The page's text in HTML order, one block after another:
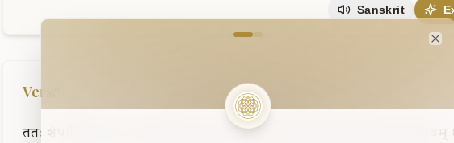
Sanskrit
Verse
ततः शेषानि क्रतुभिस्तानि
Welcome to VedaVerse